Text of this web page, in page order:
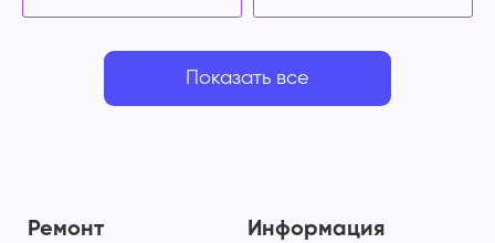
Показать все
Ремонт Информация